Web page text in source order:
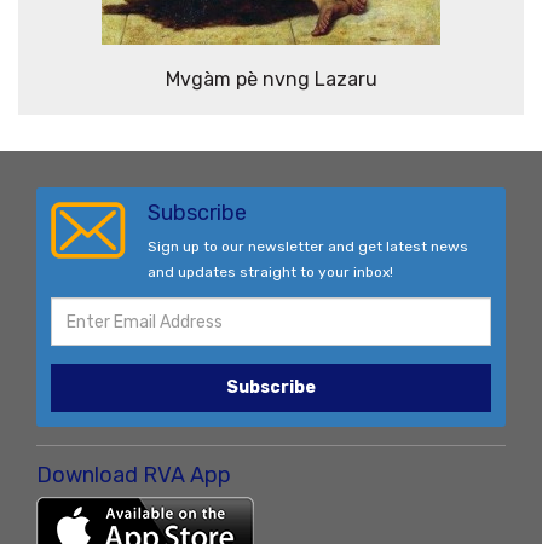
Mvgàm pè nvng Lazaru
Subscribe
Sign up to our newsletter and get latest news
and updates straight to your inbox!
Subscribe
Download RVA App